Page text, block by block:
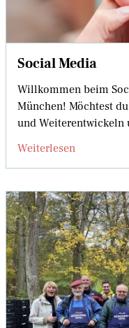
Social Media
Willkommen beim
München! Möchtest
und Weiterentwickeln
Weiterlesen